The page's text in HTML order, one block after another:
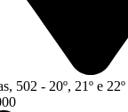
502 - 20º, 21º e